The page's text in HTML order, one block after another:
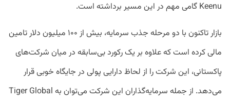
Keenu گامی مهم در این مسیر برداشته است.
بازار تاکنون با دو مرحله جذب سرمایه، بیش از ۱۰۰ میلیون دلار تامین
مالی کرده است که علاوه بر یک رکورد بی‌سابقه در میان شرکت‌های
پاکستانی، این شرکت را از لحاظ دارایی پولی در جایگاه خوبی قرار
می‌دهد. از جمله سرمایه‌گذاران این شرکت می‌توان به Tiger Global